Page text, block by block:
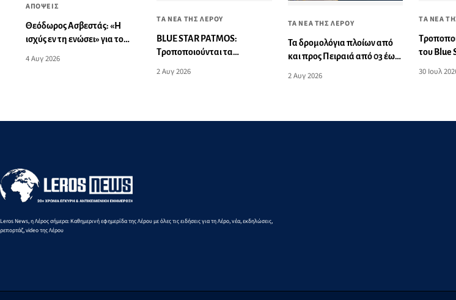
ΑΠΟΨΕΙΣ
Θεόδωρος Ασβεστάς: «Η
ισχύς εν τη ενώσει» για το
δρομολόγιο που χρειάζεται η
4 Αυγ 2026
ΤΑ ΝΕΑ ΤΗΣ ΛΕΡΟΥ
BLUE STAR PATMOS:
Τροποποιούνται τα
καθυστερημένης άφιξης
2 Αυγ 2026
ΤΑ ΝΕΑ ΤΗΣ ΛΕΡΟΥ
Τα δρομολόγια πλοίων από
και προς Πειραιά από 03 έως
2 Αυγ 2026
ΤΑ ΝΕΑ
του Blue
30 Ιουλ
Leros News, η Λέρος σήμερα: Καθημερινή εφημερίδα της Λέρου με όλες τις ειδήσεις για τη Λέρο, νέα, εκδηλώσεις,
ρεπορτάζ, video της Λέρου